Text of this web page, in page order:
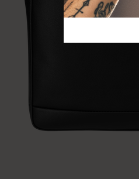
パッチ
サブカテゴリ